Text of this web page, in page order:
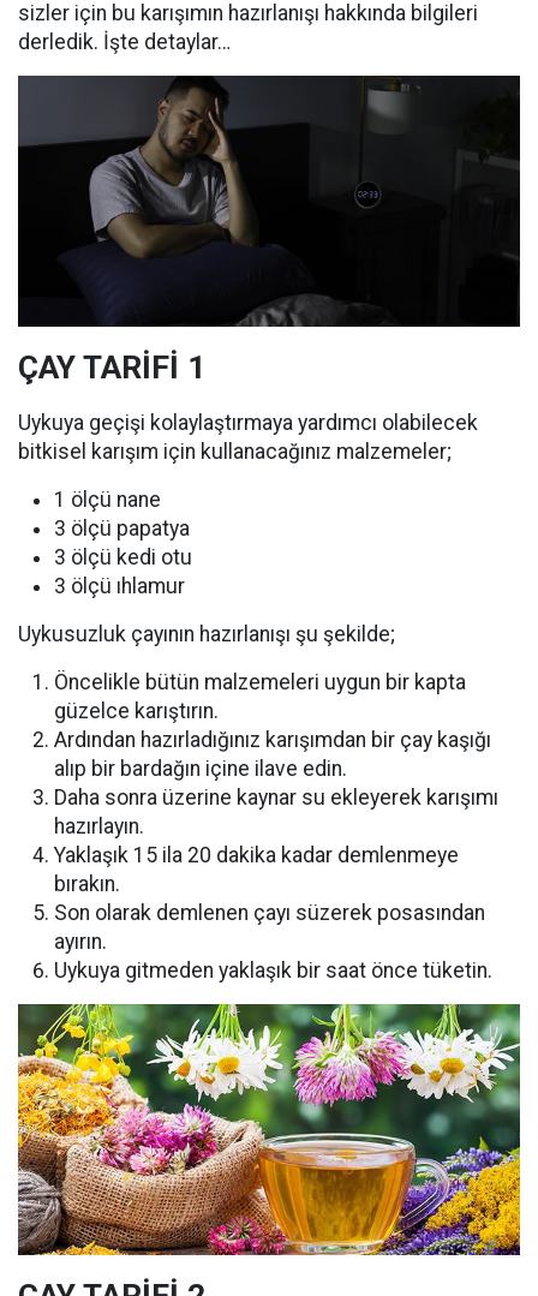
sizler için bu karışımın hazırlanışı hakkında bilgileri
derledik. İşte detaylar…
ÇAY TARİFİ 1
Uykuya geçişi kolaylaştırmaya yardımcı olabilecek
bitkisel karışım için kullanacağınız malzemeler;
1 ölçü nane
3 ölçü papatya
3 ölçü kedi otu
3 ölçü ıhlamur
Uykusuzluk çayının hazırlanışı şu şekilde;
Öncelikle bütün malzemeleri uygun bir kapta
güzelce karıştırın.
Ardından hazırladığınız karışımdan bir çay kaşığı
alıp bir bardağın içine ilave edin.
Daha sonra üzerine kaynar su ekleyerek karışımı
hazırlayın.
Yaklaşık 15 ila 20 dakika kadar demlenmeye
bırakın.
Son olarak demlenen çayı süzerek posasından
ayırın.
Uykuya gitmeden yaklaşık bir saat önce tüketin.